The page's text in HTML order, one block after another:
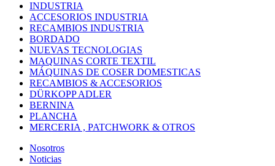
INDUSTRIA
ACCESORIOS INDUSTRIA
RECAMBIOS INDUSTRIA
BORDADO
NUEVAS TECNOLOGIAS
MAQUINAS CORTE TEXTIL
MÁQUINAS DE COSER DOMESTICAS
RECAMBIOS & ACCESORIOS
DÜRKOPP ADLER
BERNINA
PLANCHA
MERCERIA , PATCHWORK & OTROS
Nosotros
Noticias